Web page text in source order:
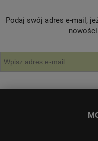
Podaj swój adres e-mail,